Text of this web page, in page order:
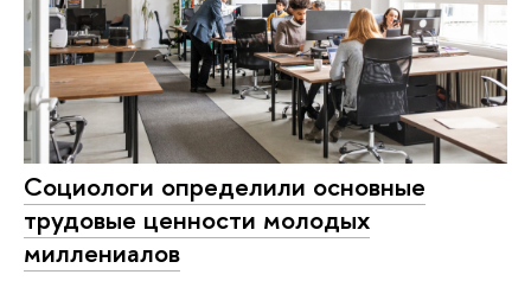
Социологи определили основные
трудовые ценности молодых
миллениалов